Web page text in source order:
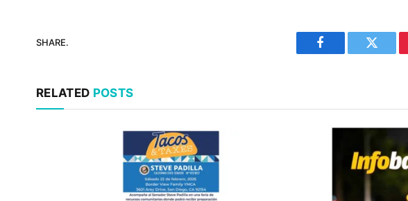
SHARE.
Facebook Twitter
RELATED POSTS